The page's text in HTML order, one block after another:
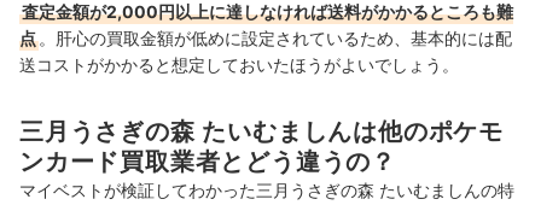
査定金額が2,000円以上に達しなければ送料がかかるところも難
点 。肝心の買取金額が低めに設定されているため、基本的には配
送コストがかかると想定しておいたほうがよいでしょう。
三月うさぎの森 たいむましんは他のポケモ
ンカード買取業者とどう違うの？
マイベストが検証してわかった三月うさぎの森 たいむましんの特